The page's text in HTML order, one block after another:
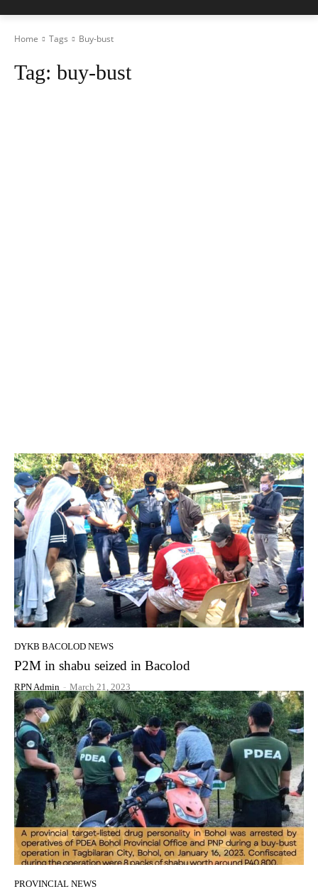
Home Tags Buy-bust
Tag: buy-bust
DYKB BACOLOD NEWS
P2M in shabu seized in Bacolod
RPN Admin - March 21, 2023
PROVINCIAL NEWS